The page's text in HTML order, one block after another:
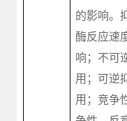
的影响。
酶反应速
响；不可
用；可逆
用；竞争